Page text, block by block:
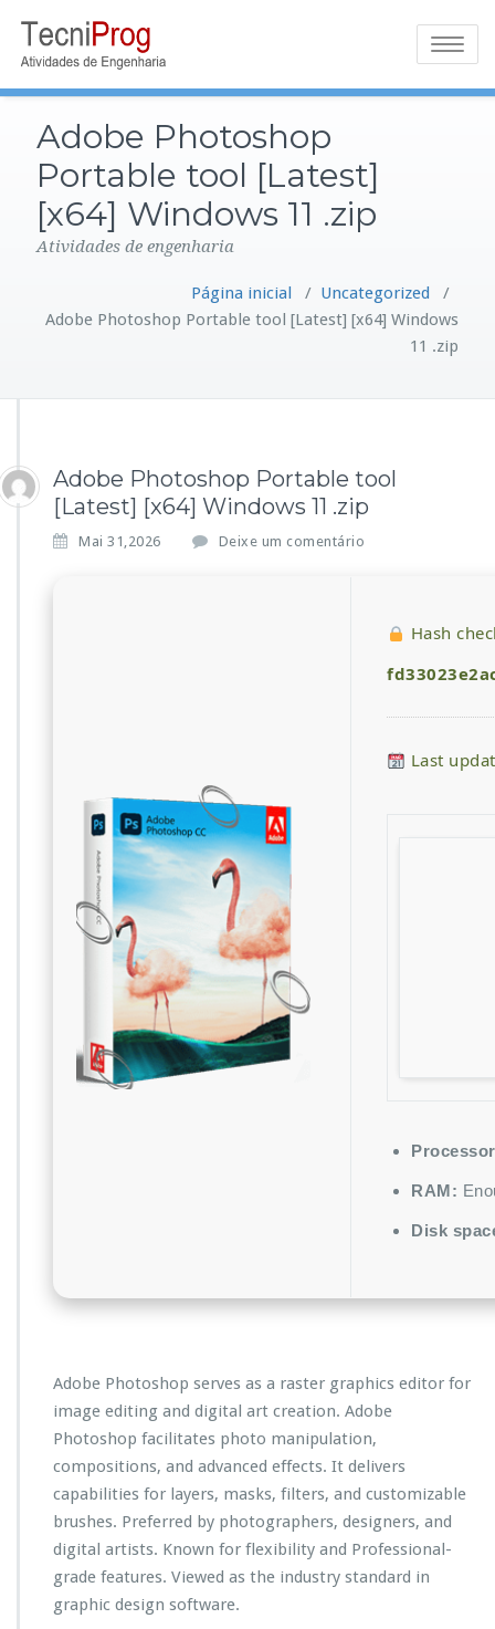
Toggle
Adobe Photoshop
Portable tool [Latest]
[x64] Windows 11 .zip
Atividades de engenharia
Página inicial / Uncategorized /
Adobe Photoshop Portable tool [Latest] [x64] Windows
11 .zip
Adobe Photoshop Portable tool
[Latest] [x64] Windows 11 .zip
Mai 31,2026 Deixe um comentário
Hash
Last
RAM:
Disk
Adobe Photoshop serves as a raster graphics editor for
image editing and digital art creation. Adobe
Photoshop facilitates photo manipulation,
compositions, and advanced effects. It delivers
capabilities for layers, masks, filters, and customizable
brushes. Preferred by photographers, designers, and
digital artists. Known for flexibility and Professional-
grade features. Viewed as the industry standard in
graphic design software.